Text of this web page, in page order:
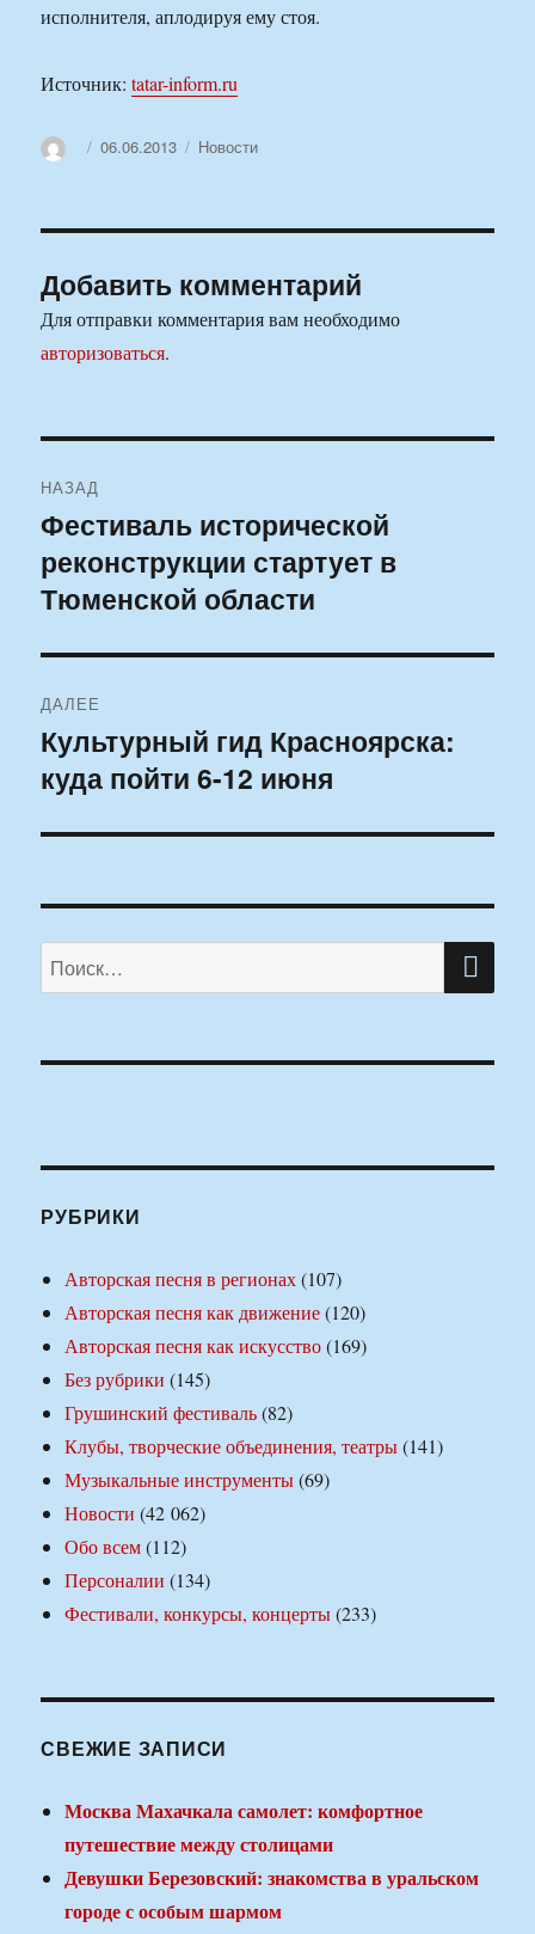
исполнителя, аплодируя ему стоя.
Источник:tatar-inform.ru
АвторОпубликовано
06.06.2013 Рубрики
Новости
Добавить комментарий
Для отправки комментария вам необходимо
авторизоваться.
по
записям
НАЗАД
Предыдущая
запись:
Фестиваль исторической
реконструкции стартует в
Тюменской области
ДАЛЕЕ
Следующая
запись:
Культурный гид Красноярска:
куда пойти 6-12 июня
Искать:
РУБРИКИ
Авторская песня в регионах(107)
Авторская песня как движение(120)
Авторская песня как искусство(169)
Без рубрики (145)
Грушинский фестиваль(82)
Клубы, творческие объединения, театры(141)
Музыкальные инструменты(69)
Новости (42 062)
Обо всем(112)
Персоналии (134)
Фестивали, конкурсы, концерты(233)
СВЕЖИЕ ЗАПИСИ
Москва Махачкала самолет: комфортное
путешествие между столицами
Девушки Березовский: знакомства в уральском
городе с особым шармом